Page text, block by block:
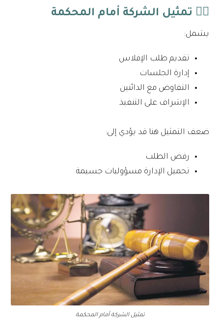
٣️⃣ تمثيل الشركة أمام المحكمة
يشمل:
تقديم طلب الإفلاس
إدارة الجلسات
التفاوض مع الدائنين
الإشراف على التنفيذ
ضعف التمثيل هنا قد يؤدي إلى:
رفض الطلب
تحميل الإدارة مسؤوليات جسيمة
تمثيل الشركة أمام المحكمة